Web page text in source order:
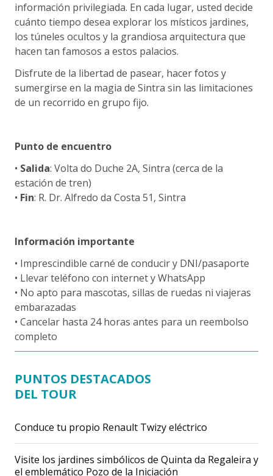
información privilegiada. En cada lugar, usted decide
cuánto tiempo desea explorar los místicos jardines,
los túneles ocultos y la grandiosa arquitectura que
hacen tan famosos a estos palacios.
Disfrute de la libertad de pasear, hacer fotos y
sumergirse en la magia de Sintra sin las limitaciones
de un recorrido en grupo fijo.
Punto de encuentro
• Salida: Volta do Duche 2A, Sintra (cerca de la
estación de tren)
• Fin: R. Dr. Alfredo da Costa 51, Sintra
Información importante
• Imprescindible carné de conducir y DNI/pasaporte
• Llevar teléfono con internet y WhatsApp
• No apto para mascotas, sillas de ruedas ni viajeras
embarazadas
• Cancelar hasta 24 horas antes para un reembolso
completo
PUNTOS DESTACADOS
DEL TOUR
Conduce tu propio Renault Twizy eléctrico
Visite los jardines simbólicos de Quinta da Regaleira y
el emblemático Pozo de la Iniciación